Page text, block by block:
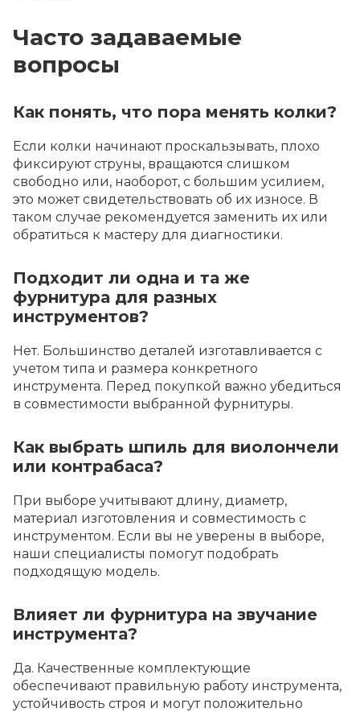
Часто задаваемые
вопросы
Как понять, что пора менять колки?
Если колки начинают проскальзывать, плохо
фиксируют струны, вращаются слишком
свободно или, наоборот, с большим усилием,
это может свидетельствовать об их износе. В
таком случае рекомендуется заменить их или
обратиться к мастеру для диагностики.
Подходит ли одна и та же
фурнитура для разных
инструментов?
Нет. Большинство деталей изготавливается с
учетом типа и размера конкретного
инструмента. Перед покупкой важно убедиться
в совместимости выбранной фурнитуры.
Как выбрать шпиль для виолончели
или контрабаса?
При выборе учитывают длину, диаметр,
материал изготовления и совместимость с
инструментом. Если вы не уверены в выборе,
наши специалисты помогут подобрать
подходящую модель.
Влияет ли фурнитура на звучание
инструмента?
Да. Качественные комплектующие
обеспечивают правильную работу инструмента,
устойчивость строя и могут положительно